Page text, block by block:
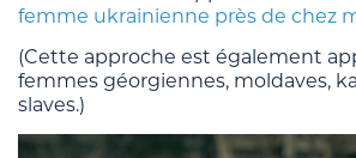
femme ukrainienne près de chez
(Cette approche est également
femmes géorgiennes, moldaves,
slaves.)